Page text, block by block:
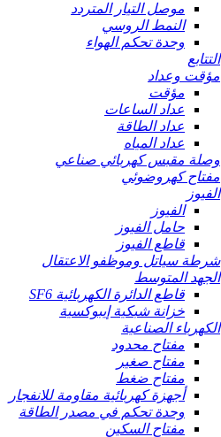
موصل التيار المتردد
النمط الروسي
وحدة تحكم الهواء
التتابع
مؤقت وعداد
مؤقت
عداد الساعات
عداد الطاقة
عداد المياه
وصلة مقبس كهربائي صناعي
مفتاح كهروضوئي
الفيوز
الفيوز
حامل الفيوز
قاطع الفيوز
شرطة سياتل وموظفو الاعتقال
الجهد المتوسط
قاطع الدائرة الكهربائية SF6
خزانة شبكية إيبوكسية
الكهرباء الصناعية
مفتاح محدود
مفتاح صغير
مفتاح ضغط
أجهزة كهربائية مقاومة للانفجار
وحدة تحكم في مصدر الطاقة
مفتاح السكين